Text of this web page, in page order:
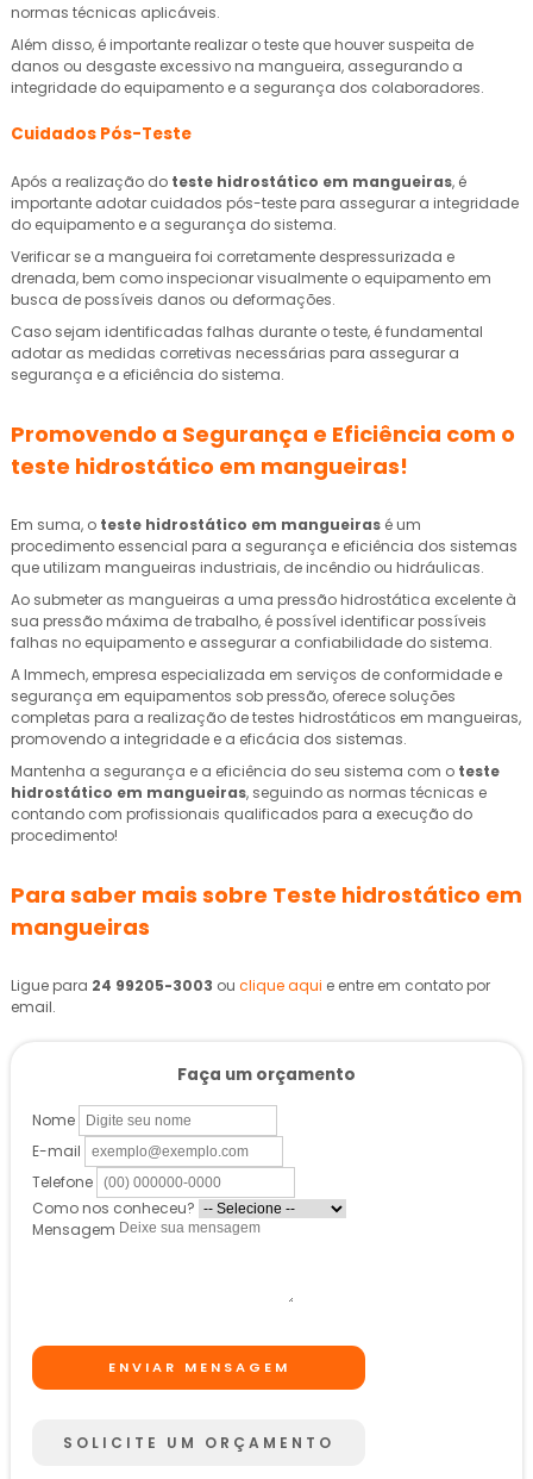
normas técnicas aplicáveis.
Além disso, é importante realizar o teste que houver suspeita de
danos ou desgaste excessivo na mangueira, assegurando a
integridade do equipamento e a segurança dos colaboradores.
Cuidados Pós-Teste
Após a realização do teste hidrostático em mangueiras, é
importante adotar cuidados pós-teste para assegurar a integridade
do equipamento e a segurança do sistema.
Verificar se a mangueira foi corretamente despressurizada e
drenada, bem como inspecionar visualmente o equipamento em
busca de possíveis danos ou deformações.
Caso sejam identificadas falhas durante o teste, é fundamental
adotar as medidas corretivas necessárias para assegurar a
segurança e a eficiência do sistema.
Promovendo a Segurança e Eficiência com o
teste hidrostático em mangueiras!
Em suma, o teste hidrostático em mangueiras é um
procedimento essencial para a segurança e eficiência dos sistemas
que utilizam mangueiras industriais, de incêndio ou hidráulicas.
Ao submeter as mangueiras a uma pressão hidrostática excelente à
sua pressão máxima de trabalho, é possível identificar possíveis
falhas no equipamento e assegurar a confiabilidade do sistema.
A Immech, empresa especializada em serviços de conformidade e
segurança em equipamentos sob pressão, oferece soluções
completas para a realização de testes hidrostáticos em mangueiras,
promovendo a integridade e a eficácia dos sistemas.
Mantenha a segurança e a eficiência do seu sistema com o teste
hidrostático em mangueiras, seguindo as normas técnicas e
contando com profissionais qualificados para a execução do
procedimento!
Para saber mais sobre Teste hidrostático em
mangueiras
Ligue para 24 99205-3003 ou clique aqui e entre em contato por
email.
Faça um orçamento
Nome
E-mail
Telefone
Como nos conheceu?
Mensagem
ENVIAR MENSAGEM
SOLICITE UM ORÇAMENTO